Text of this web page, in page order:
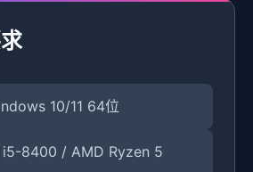
10/11 64位
i5-8400 / AMD Ryzen 5